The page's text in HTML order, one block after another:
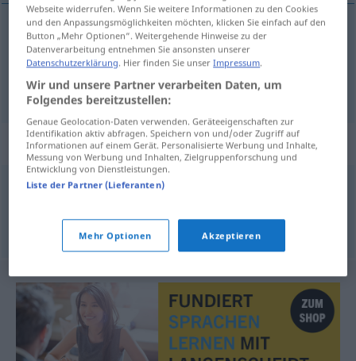
Sitzplatzm siedzenie
Hinterteiln siedzenie UMG
Beispielsätze für "siedzenie"
n
m
Webseite widerrufen. Wenn Sie weitere Informationen zu den Cookies
und den Anpassungsmöglichkeiten möchten, klicken Sie einfach auf den
Button „Mehr Optionen“. Weitergehende Hinweise zu der
Datenverarbeitung entnehmen Sie ansonsten unserer
Datenschutzerklärung. Hier finden Sie unserImpressum.
Wir und unsere Partner verarbeiten Daten, um
Folgendes bereitzustellen:
Genaue Geolocation-Daten verwenden. Geräteeigenschaften zur
Identifikation aktiv abfragen. Speichern von und/oder Zugriff auf
Informationen auf einem Gerät. Personalisierte Werbung und Inhalte,
Messung von Werbung und Inhalten, Zielgruppenforschung und
Entwicklung von Dienstleistungen.
Liste der Partner (Lieferanten)
Mehr Optionen Akzeptieren